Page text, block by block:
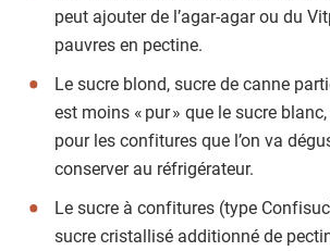
peut ajouter de l’agar-agar ou du
pauvres en pectine.
Le sucre blond, sucre de canne
est moins « pur » que le sucre
pour les confitures que l’on va
conserver au réfrigérateur.
Le sucre à confitures (type
sucre cristallisé additionné de